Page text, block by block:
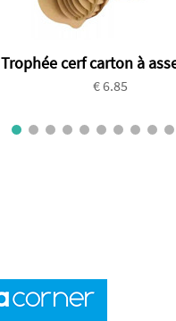
Trophée cerf carton à
€ 6.85